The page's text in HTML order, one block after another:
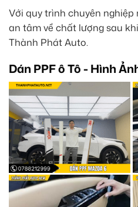
Với quy trình chuyên
an tâm về chất lượng sau khi
Thành Phát Auto.
Dán PPF ô Tô - Hình